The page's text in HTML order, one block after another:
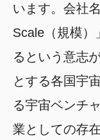
います。会社
Scale（規模）
るという意志
とする各国宇
る宇宙ベンチ
業としての存